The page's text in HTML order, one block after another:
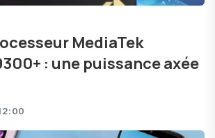
MediaTek
: une puissance axée